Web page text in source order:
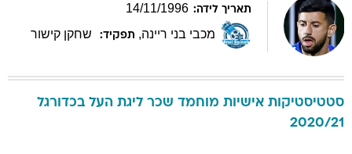
תאריך לידה: 14/11/1996
מכבי בני ריינה, תפקיד: שחקן קישור
סטטיסטיקות אישיות מוחמד שכר ליגת העל בכדורגל
2020/21